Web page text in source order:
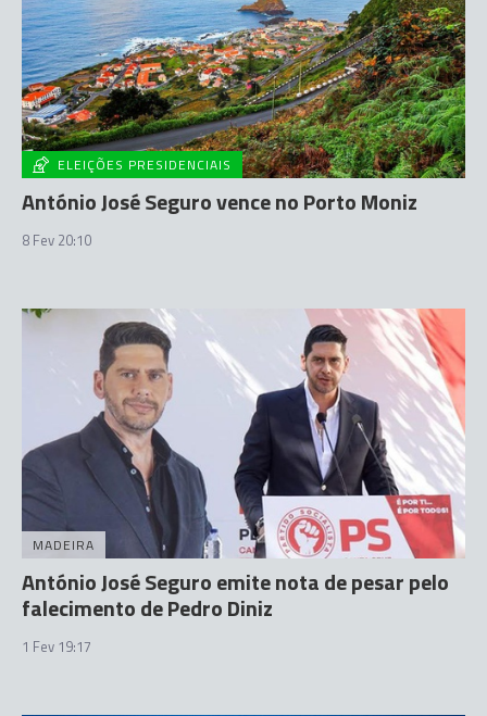
ELEIÇÕES PRESIDENCIAIS
António José Seguro vence no Porto Moniz
8 Fev 20:10
MADEIRA
António José Seguro emite nota de pesar pelo
falecimento de Pedro Diniz
1 Fev 19:17